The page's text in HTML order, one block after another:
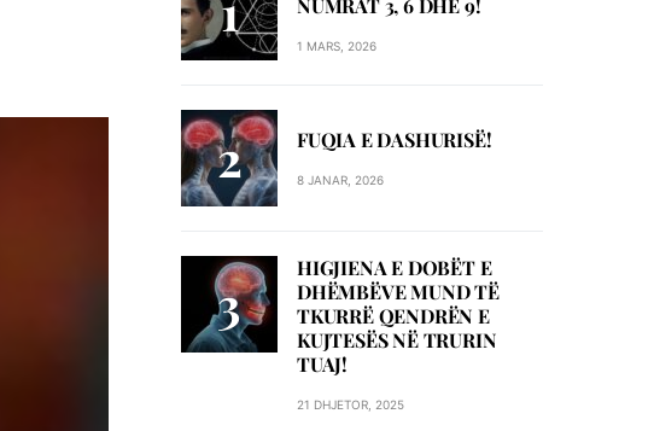
1 MARS, 2026
FUQIA E DASHURISË!
8 JANAR, 2026
HIGJIENA E DOBËT E
DHËMBËVE MUND TË
TKURRË QENDRËN E
KUJTESËS NË TRURIN
TUAJ!
21 DHJETOR, 2025